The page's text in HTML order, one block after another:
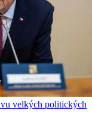
velkých politických